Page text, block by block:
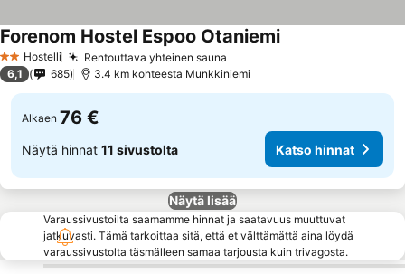
2 Tähtiluokitus
Hostelli Rentouttava yhteinen sauna
Forenom Hostel Espoo Otaniemi
6,1 685 3.4 km kohteesta Munkkiniemi
Alkaen 76 €
Näytä hinnat 11 sivustolta Katso hinnat
Näytä lisää
Varaussivustoilta saamamme hinnat ja saatavuus muuttuvat
jatkuvasti. Tämä tarkoittaa sitä, että et välttämättä aina löydä
varaussivustolta täsmälleen samaa tarjousta kuin trivagosta.